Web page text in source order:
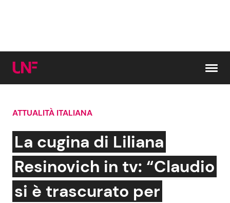
Cerca:
News e Cronaca
Attualità Italiana
Gossip e TV
Bellezze VIP
ATTUALITÀ ITALIANA
La cugina di Liliana
Resinovich in tv: “Claudio
si è trascurato per